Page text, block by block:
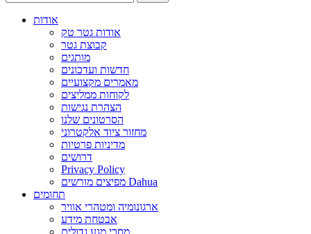
אודות
אודות גטר טק
קבוצת גטר
מותגים
חדשות ועדכונים
מאמרים מקצועיים
לקוחות ממליצים
הצהרת נגישות
הסרטונים שלנו
מחזור ציוד אלקטרוני
מדיניות פרטיות
דרושים
Privacy Policy
מפיצים מורשים Dahua
תחומים
ארגונומיה ומטהרי אוויר
אבטחת מידע
מסכי מגע גדולים